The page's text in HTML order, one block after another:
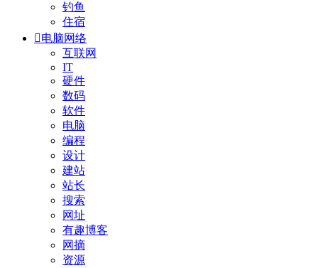
钓鱼
住宿
电脑网络
互联网
IT
硬件
数码
软件
电脑
编程
设计
建站
站长
搜索
网址
有趣博客
网摘
资源